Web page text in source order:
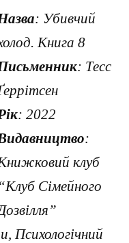
: Убивчий
Книга 8
: Тесс
: 2022
:
клуб
“Клуб Сімейного
Психологічний